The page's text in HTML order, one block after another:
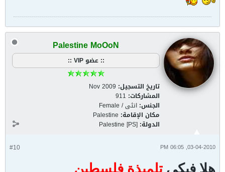
Palestine MoOoN
:: عضو VIP ::
تاريخ التسجيل: Nov 2009
المشاركات: 911
الجنس: انثى / Female
مكان الإقامة: Palestine
الدولة: Palestine [PS]
#10 03-04-2010, 06:05 PM
هلا فيكي تلميذة فلسطين